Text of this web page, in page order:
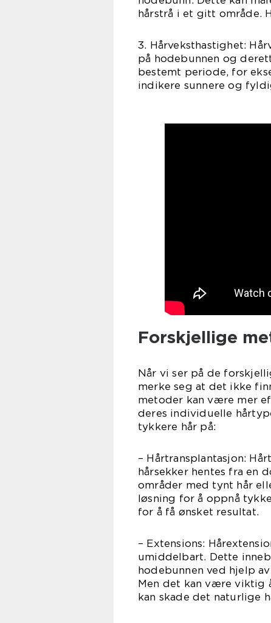
hårstrå i et gitt område.
3. Hårveksthastighet:
på hodebunnen og
bestemt periode, for
indikere sunnere og
Forskjellige
Når vi ser på de
merke seg at det ikke
metoder kan være mer
deres individuelle
tykkere hår på:
– Hårtransplantasjon:
hårsekker hentes fra en
områder med tynt hår
løsning for å oppnå
for å få ønsket resultat.
– Extensions:
umiddelbart. Dette
hodebunnen ved hjelp
Men det kan være viktig
kan skade det naturlige